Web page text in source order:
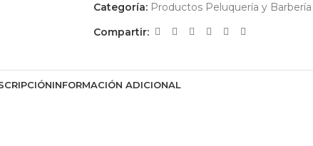
Categoría: Productos Peluquería y Barbería
Compartir:
INFORMACIÓN ADICIONAL